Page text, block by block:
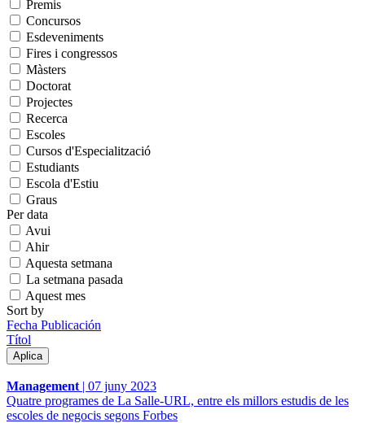
Premis
Concursos
Esdeveniments
Fires i congressos
Màsters
Doctorat
Projectes
Recerca
Escoles
Cursos d'Especialització
Estudiants
Escola d'Estiu
Graus
Per data
Avui
Ahir
Aquesta setmana
La setmana pasada
Aquest mes
Sort by
Fecha Publicación
Títol
Management | 07 juny 2023
Quatre programes de La Salle-URL, entre els millors estudis de les
escoles de negocis segons Forbes